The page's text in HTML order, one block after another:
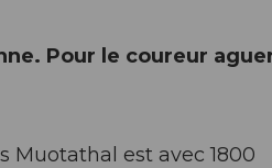
Pour le coureur
Muotathal est avec 1800